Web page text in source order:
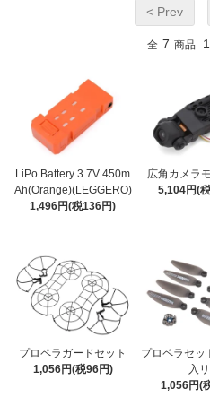
< Prev
全 7 商品 1
LiPo Battery 3.7V 450m
Ah(Orange)(LEGGERO)
1,496円(税136円)
広角カメラ
5,104円(
プロペラガードセット
1,056円(税96円)
プロペラセッ
入
1,056円(